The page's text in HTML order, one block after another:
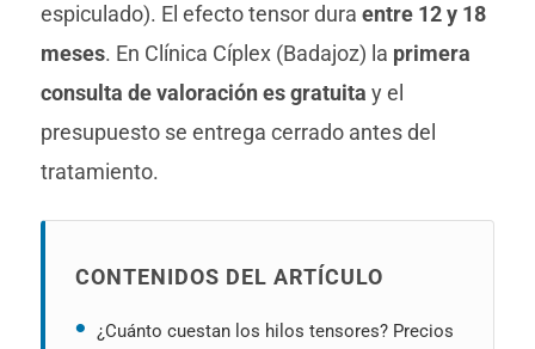
espiculado). El efecto tensor dura entre 12 y 18
meses. En Clínica Cíplex (Badajoz) la primera
consulta de valoración es gratuita y el
presupuesto se entrega cerrado antes del
tratamiento.
CONTENIDOS DEL ARTÍCULO
¿Cuánto cuestan los hilos tensores? Precios